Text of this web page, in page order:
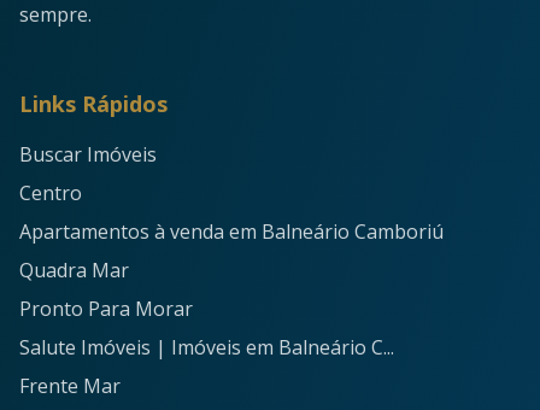
sempre.
Links Rápidos
Buscar Imóveis
Centro
Apartamentos à venda em Balneário Camboriú
Quadra Mar
Pronto Para Morar
Salute Imóveis | Imóveis em Balneário C...
Frente Mar